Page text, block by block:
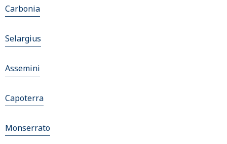
Carbonia
Selargius
Assemini
Capoterra
Monserrato